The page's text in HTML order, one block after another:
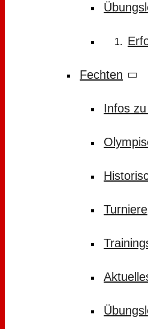
Fechten
Infos
Turniere